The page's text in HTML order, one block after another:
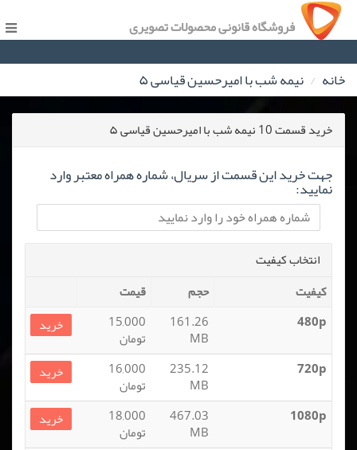
فروشگاه قانونی محصولات تصویری
خانه نیمه شب با امیرحسین قیاسی ۵
خرید قسمت 10 نیمه شب با امیرحسین قیاسی ۵
جهت خرید این قسمت از سریال، شماره همراه معتبر وارد
نمایید:
انتخاب کیفیت
کیفیت
حجم
قیمت
480p
161.26
MB
15,000
تومان
خرید
720p
235.12
MB
16,000
تومان
خرید
1080p
467.03
MB
18,000
تومان
خرید